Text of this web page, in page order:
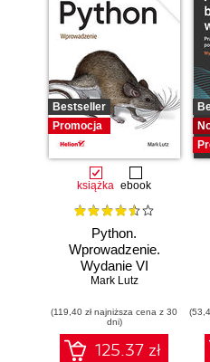
Bestseller
Promocja
książka ebook
Python.
Wprowadzenie.
Wydanie VI
Mark Lutz
(119,40 zł najniższa cena z 30
dni)
125.37 zł